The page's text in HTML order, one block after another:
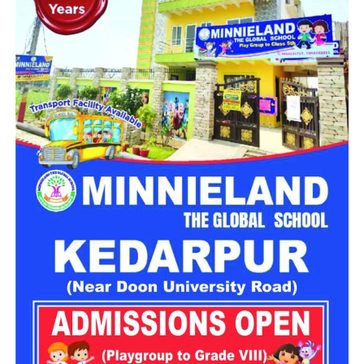
मामले को लेकर सीएम धामी ने भी दिल्ली
की मुख्यमंत्री से बात
दिनचर्या का विशेष ध्यान रखना जरूरी हो जाता है।
लू से बचना है तो भूलकर भी न करें ये
गलतियां
विशेषज्ञों के अनुसार इस समय ऐसी चीजों का सेवन करना चाहिए जो शरीर
को ठंडा रखें और पर्याप्त मात्रा में पानी की पूर्ति करें। वहीं, शरीर की गर्मी
बढ़ाने वाले खाद्य पदार्थों से दूरी बनाना बेहतर माना जाता है। सही खानपान
अपनाकर गर्मी के असर को काफी हद तक कम किया जा सकता है।